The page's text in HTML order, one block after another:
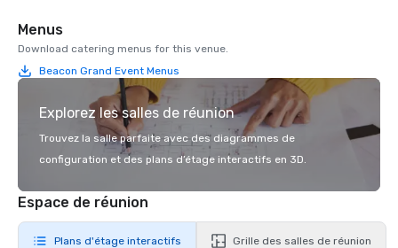
Menus
Download catering menus for this venue.
Beacon Grand Event Menus
Explorez les salles de réunion
Trouvez la salle parfaite avec des diagrammes de
configuration et des plans d’étage interactifs en 3D.
Espace de réunion
Plans d'étage interactifs Grille des salles de réunion